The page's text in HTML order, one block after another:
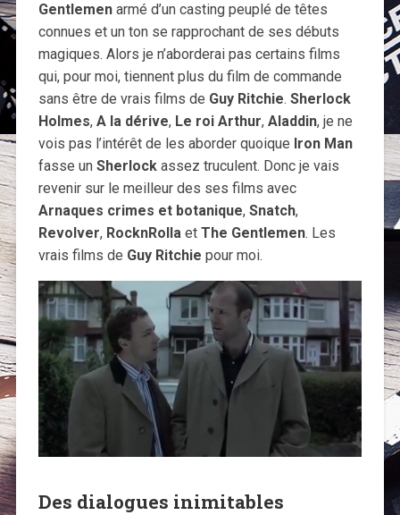
Gentlemenarmé d’un casting peuplé de têtes
connues et un ton se rapprochant de ses débuts
magiques. Alors je n’aborderai pas certains films
qui, pour moi, tiennent plus du film de commande
sans être de vrais films de Guy Ritchie. Sherlock
Holmes, A la dérive,Le roi Arthur, Aladdin, je ne
vois pas l’intérêt de les aborder quoique Iron Man
fasse un Sherlock assez truculent. Donc je vais
revenir sur le meilleur des ses films avec
Arnaques crimes et botanique, Snatch,
Revolver, RocknRolla et The Gentlemen. Les
vrais films de Guy Ritchie pour moi.
Des dialogues inimitables